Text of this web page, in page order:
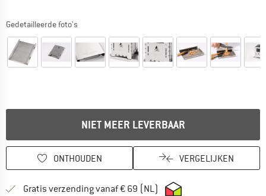
Gedetailleerde foto's
NIET MEER LEVERBAAR
ONTHOUDEN VERGELIJKEN
Gratis verzending vanaf € 69 (NL) Vind hier de